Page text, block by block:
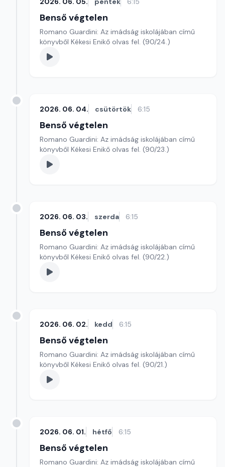
Benső végtelen
Romano Guardini: Az imádság iskolájában című
könyvből Kékesi Enikő olvas fel. (90/24.)
2026. 06. 04. csütörtök 6:15
Benső végtelen
Romano Guardini: Az imádság iskolájában című
könyvből Kékesi Enikő olvas fel. (90/23.)
2026. 06. 03. szerda 6:15
Benső végtelen
Romano Guardini: Az imádság iskolájában című
könyvből Kékesi Enikő olvas fel. (90/22.)
2026. 06. 02. kedd 6:15
Benső végtelen
Romano Guardini: Az imádság iskolájában című
könyvből Kékesi Enikő olvas fel. (90/21.)
2026. 06. 01. hétfő 6:15
Benső végtelen
Romano Guardini: Az imádság iskolájában című